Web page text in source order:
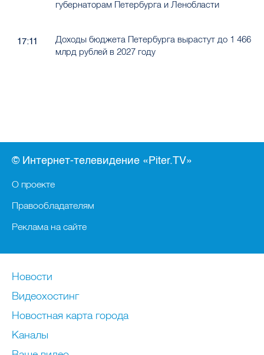
Доходы бюджета Петербурга вырастут до 1 466
© Интернет-телевидение «Piter.TV»
О проекте
Правообладателям
Реклама на сайте
Новости
Видеохостинг
Новостная карта города
Каналы